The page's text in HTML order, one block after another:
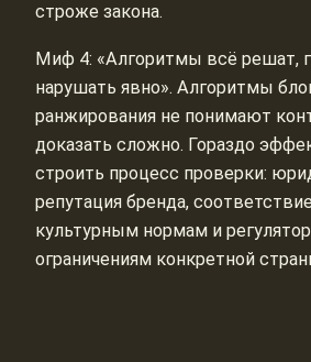
строже закона.
Миф 4: «Алгоритмы всё решат,
нарушать явно». Алгоритмы
ранжирования не понимают
доказать сложно. Гораздо
строить процесс проверки:
репутация бренда,
культурным нормам и
ограничениям конкретной